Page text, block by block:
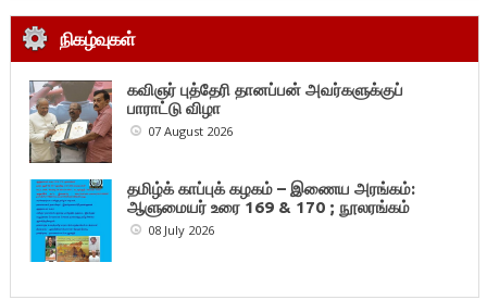
நிகழ்வுகள்
கவிஞர் புத்தேரி தானப்பன் அவர்களுக்குப்
பாராட்டு விழா
07 August 2026
தமிழ்க் காப்புக் கழகம் – இணைய அரங்கம்:
ஆளுமையர் உரை 169 & 170 ; நூலரங்கம்
08 July 2026